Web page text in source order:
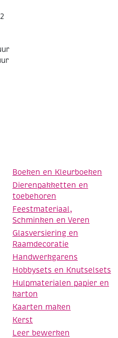
Boeken en Kleurboeken
Dierenpakketten en
toebehoren
Feestmateriaal,
Schminken en Veren
Glasversiering en
Raamdecoratie
Handwerkgarens
Hobbysets en Knutselsets
Hulpmaterialen papier en
karton
Kaarten maken
Kerst
Leer bewerken